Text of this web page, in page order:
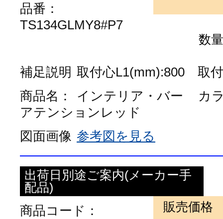
品番：
TS134GLMY8#P7
数量
補足説明 取付心L1(mm):800 取
商品名：
インテリア・バー
カ
アテンションレッド
図面画像 参考図を見る
出荷日別途ご案内(メーカー手
配品)
商品コード：
販売価格